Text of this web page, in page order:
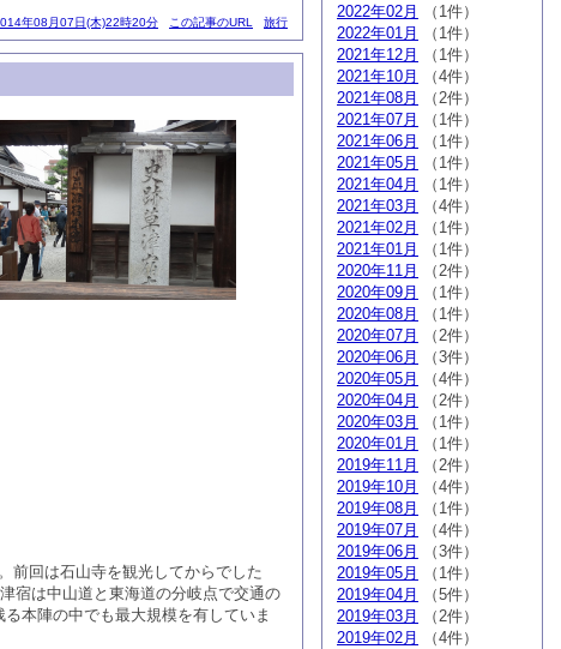
年08月07日(木)22時20分 この記事のURL 旅行
前回は石山寺を観光してからでした
宿は中山道と東海道の分岐点で交通の
本陣の中でも最大規模を有していま
2022年02月
（1件）
2022年01月
（1件）
2021年12月
（1件）
2021年10月
（4件）
2021年08月
（2件）
2021年07月
（1件）
2021年06月
（1件）
2021年05月
（1件）
2021年04月
（1件）
2021年03月
（4件）
2021年02月
（1件）
2021年01月
（1件）
2020年11月
（2件）
2020年09月
（1件）
2020年08月
（1件）
2020年07月
（2件）
2020年06月
（3件）
2020年05月
（4件）
2020年04月
（2件）
2020年03月
（1件）
2020年01月
（1件）
2019年11月
（2件）
2019年10月
（4件）
2019年08月
（1件）
2019年07月
（4件）
2019年06月
（3件）
2019年05月
（1件）
2019年04月
（5件）
2019年03月
（2件）
2019年02月
（4件）